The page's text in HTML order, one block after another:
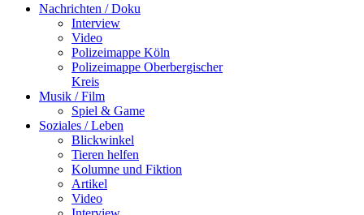
Nachrichten / Doku
Interview
Video
Polizeimappe Köln
Polizeimappe Oberbergischer
Kreis
Musik / Film
Spiel & Game
Soziales / Leben
Blickwinkel
Tieren helfen
Kolumne und Fiktion
Artikel
Video